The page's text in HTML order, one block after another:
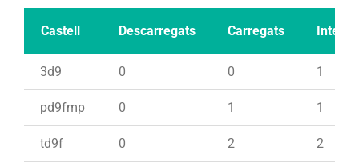
Castell Descarregats Carregats Intents
3d9 0 0 1
pd9fmp 0 1 1
td9f 0 2 2